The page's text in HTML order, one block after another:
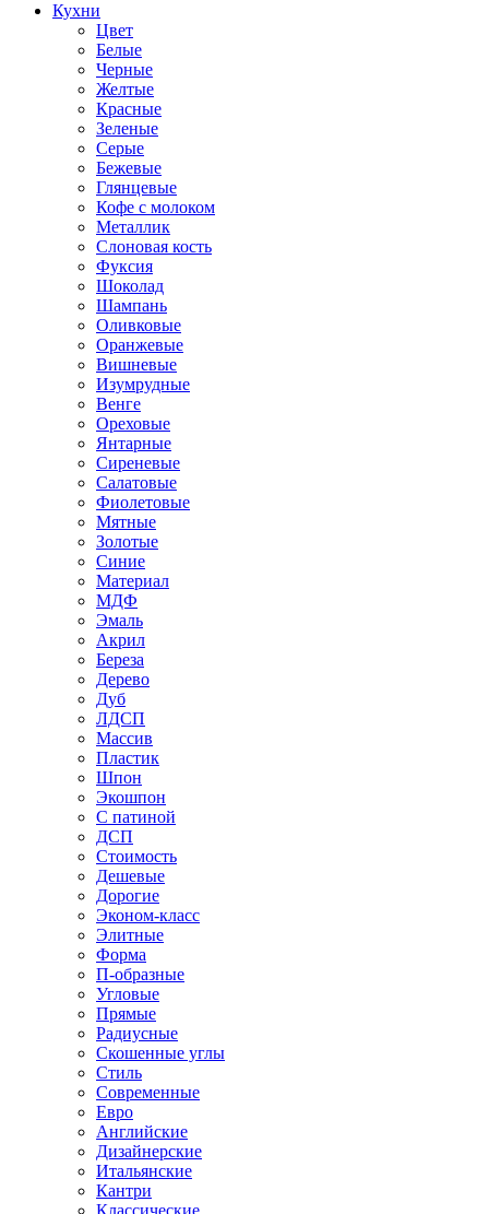
Кухни
Цвет
Белые
Черные
Желтые
Красные
Зеленые
Серые
Бежевые
Глянцевые
Кофе с молоком
Металлик
Слоновая кость
Фуксия
Шоколад
Шампань
Оливковые
Оранжевые
Вишневые
Изумрудные
Венге
Ореховые
Янтарные
Сиреневые
Салатовые
Фиолетовые
Мятные
Золотые
Синие
Материал
МДФ
Эмаль
Акрил
Береза
Дерево
Дуб
ЛДСП
Массив
Пластик
Шпон
Экошпон
С патиной
ДСП
Стоимость
Дешевые
Дорогие
Эконом-класс
Элитные
Форма
П-образные
Угловые
Прямые
Радиусные
Скошенные углы
Стиль
Современные
Евро
Английские
Дизайнерские
Итальянские
Кантри
Классические